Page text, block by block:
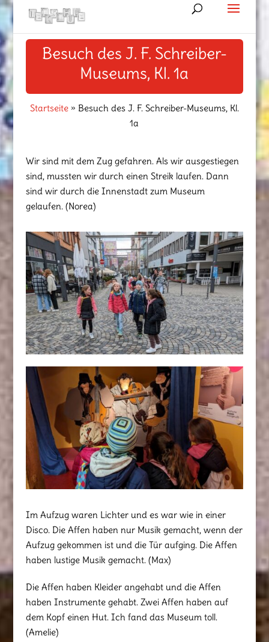
Besuch des J. F. Schreiber-
Museums, Kl. 1a
Startseite» Besuch des J. F. Schreiber-Museums, Kl.
1a
Wir sind mit dem Zug gefahren. Als wir ausgestiegen
sind, mussten wir durch einen Streik laufen. Dann
sind wir durch die Innenstadt zum Museum
gelaufen. (Norea)
Im Aufzug waren Lichter und es war wie in einer
Disco. Die Affen haben nur Musik gemacht, wenn der
Aufzug gekommen ist und die Tür aufging. Die Affen
haben lustige Musik gemacht. (Max)
Die Affen haben Kleider angehabt und die Affen
haben Instrumente gehabt. Zwei Affen haben auf
dem Kopf einen Hut. Ich fand das Museum toll.
(Amelie)